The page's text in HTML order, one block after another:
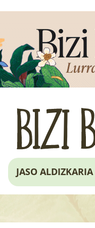
JASO ALDIZKARIA